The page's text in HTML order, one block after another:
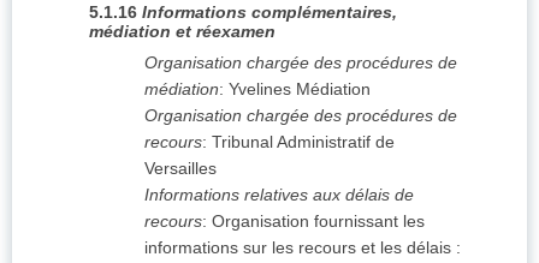
5.1.16 Informations complémentaires,
médiation et réexamen
Organisation chargée des procédures de
médiation: Yvelines Médiation
Organisation chargée des procédures de
recours: Tribunal Administratif de
Versailles
Informations relatives aux délais de
recours: Organisation fournissant les
informations sur les recours et les délais :